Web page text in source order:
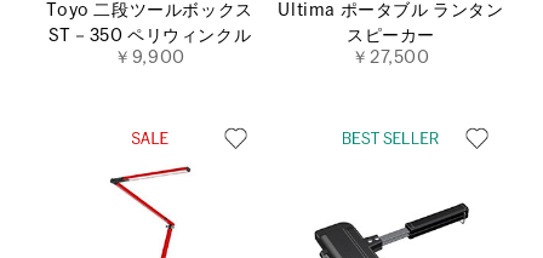
Toyo 二段ツールボックス
ST－350 ペリウィンクル
￥9,900
Ultima ポータブル ランタン
スピーカー
￥27,500